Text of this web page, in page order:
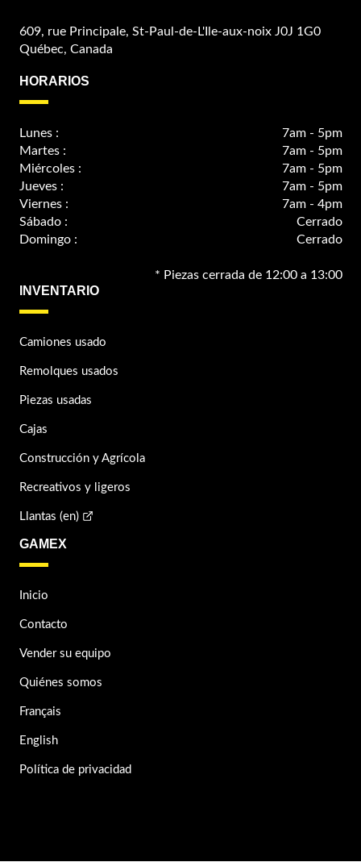
609, rue Principale, St-Paul-de-L'Ile-aux-noix J0J 1G0
Québec, Canada
HORARIOS
Lunes :
7am - 5pm
Martes :
7am - 5pm
Miércoles :
7am - 5pm
Jueves :
7am - 5pm
Viernes :
7am - 4pm
Sábado :
Cerrado
Domingo :
Cerrado
* Piezas cerrada de 12:00 a 13:00
INVENTARIO
Camiones usado
Remolques usados
Piezas usadas
Cajas
Construcción y Agrícola
Recreativos y ligeros
Llantas (en)
GAMEX
Inicio
Contacto
Vender su equipo
Quiénes somos
Français
English
Política de privacidad